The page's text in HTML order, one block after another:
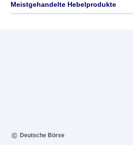
Meistgehandelte Hebelprodukte
Deutsche Börse